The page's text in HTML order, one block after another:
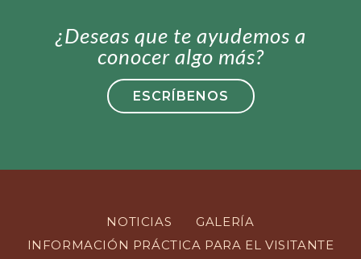
¿Deseas que te ayudemos a
conocer algo más?
ESCRÍBENOS
NOTICIAS
GALERÍA
INFORMACIÓN PRÁCTICA PARA EL VISITANTE